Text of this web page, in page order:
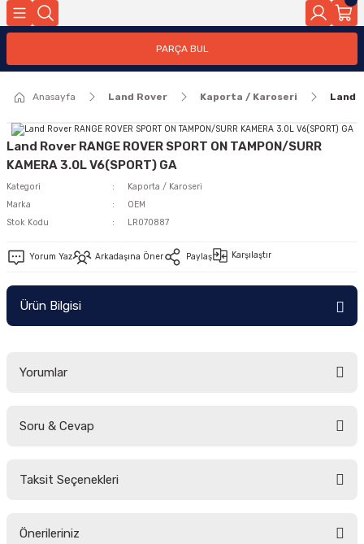
PARÇA BUL
Anasayfa Land Rover Kaporta / Karoseri Land
Land Rover RANGE ROVER SPORT ON TAMPON/SURR
KAMERA 3.0L V6(SPORT) GA
Kategori
Kaporta / Karoseri
Marka
OEM
Stok Kodu
LR070887
Yorum Yaz Arkadaşına Öner Paylaş Karşılaştır
Ürün Bilgisi
Yorumlar
Soru & Cevap
Taksit Seçenekleri
Önerileriniz